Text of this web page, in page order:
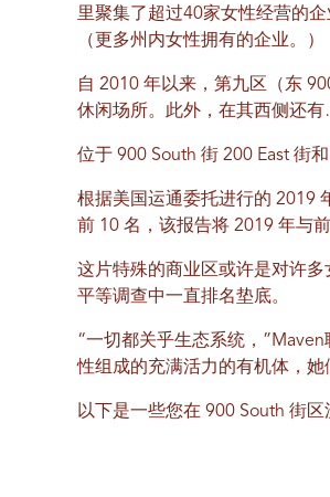
里聚集了超过40家女性经营的
（更多州内女性拥有的企业。）
自 2010 年以来，第九区（东
休闲场所。此外，在其西侧还
位于 900 South 街 200 East 街
根据美国运通委托进行的 2019
前 10 名，该报告将 2019 年与
这片特殊的商业区或许是对许
平等调查中一直排名垫底。
“一切都关乎生态系统，
性组成的充满活力的有机体，
以下是一些您在 900 South 街